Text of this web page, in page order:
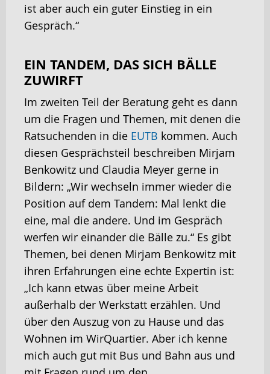
ist aber auch ein guter Einstieg in ein
Gespräch.“
EIN TANDEM, DAS SICH BÄLLE
ZUWIRFT
Im zweiten Teil der Beratung geht es dann
um die Fragen und Themen, mit denen die
Ratsuchenden in die EUTB kommen. Auch
diesen Gesprächsteil beschreiben Mirjam
Benkowitz und Claudia Meyer gerne in
Bildern: „Wir wechseln immer wieder die
Position auf dem Tandem: Mal lenkt die
eine, mal die andere. Und im Gespräch
werfen wir einander die Bälle zu.“ Es gibt
Themen, bei denen Mirjam Benkowitz mit
ihren Erfahrungen eine echte Expertin ist:
„Ich kann etwas über meine Arbeit
außerhalb der Werkstatt erzählen. Und
über den Auszug von zu Hause und das
Wohnen im WirQuartier. Aber ich kenne
mich auch gut mit Bus und Bahn aus und